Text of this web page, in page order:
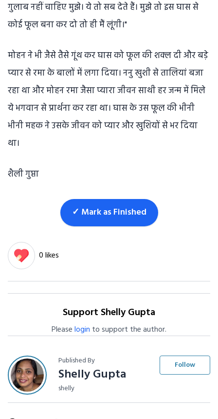
गुलाब नहीं चाहिए मुझे। ये तो सब देते हैं। मुझे तो इस घास से
कोई फूल बना कर दो तो ही मैं लूंगी।"
मोहन ने भी जैसे तैसे गूंथ कर घास को फूल की शक्ल दी और बड़े
प्यार से रमा के बालों में लगा दिया। ननु खुशी से तालियां बजा
रहा था और मोहन रमा जैसा प्यारा जीवन साथी हर जन्म में मिले
ये भगवान से प्रार्थना कर रहा था। घास के उस फूल की भीनी
भीनी महक ने उसके जीवन को प्यार और खुशियों से भर दिया
था।
शैली गुप्ता
✓ Mark as Finished
0 likes
Support Shelly Gupta
Pleaselogin to support the author.
Published By
Shelly Gupta
shelly
Follow